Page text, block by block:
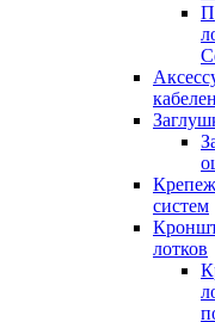
систем
лотков